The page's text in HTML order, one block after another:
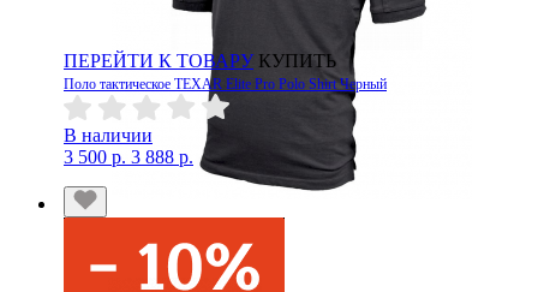
ПЕРЕЙТИ К ТОВАРУ КУПИТЬ
Поло тактическое TEXAR Elite Pro Polo Shirt Черный
В наличии
3 500 р. 3 888 р.